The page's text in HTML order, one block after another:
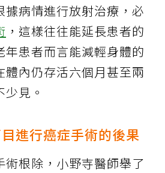
據病情進行放射治療，必
，這樣往往能延長患者的
年患者而言能減輕身體的
體內仍存活六個月甚至兩
見。
進行癌症手術的後果
術根除，小野寺醫師舉了